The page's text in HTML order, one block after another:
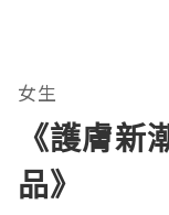
女生
《護膚新
品》